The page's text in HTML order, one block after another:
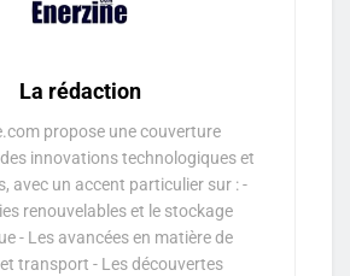
La rédaction
propose une couverture
innovations technologiques et
avec un accent particulier sur : -
renouvelables et le stockage
- Les avancées en matière de
transport - Les découvertes